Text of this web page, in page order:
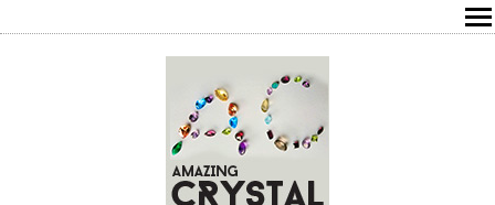
ÍRÁSOK
ÁSVÁNYOK HATÁSAI